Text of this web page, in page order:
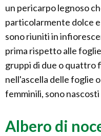
un pericarpo legnoso
particolarmente dolce
sono riuniti in
prima rispetto alle
gruppi di due o quattro
nell'ascella delle foglie
femminili, sono
Albero di